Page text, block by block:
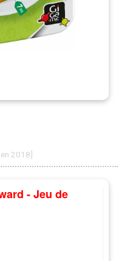
2018]
- Jeu de